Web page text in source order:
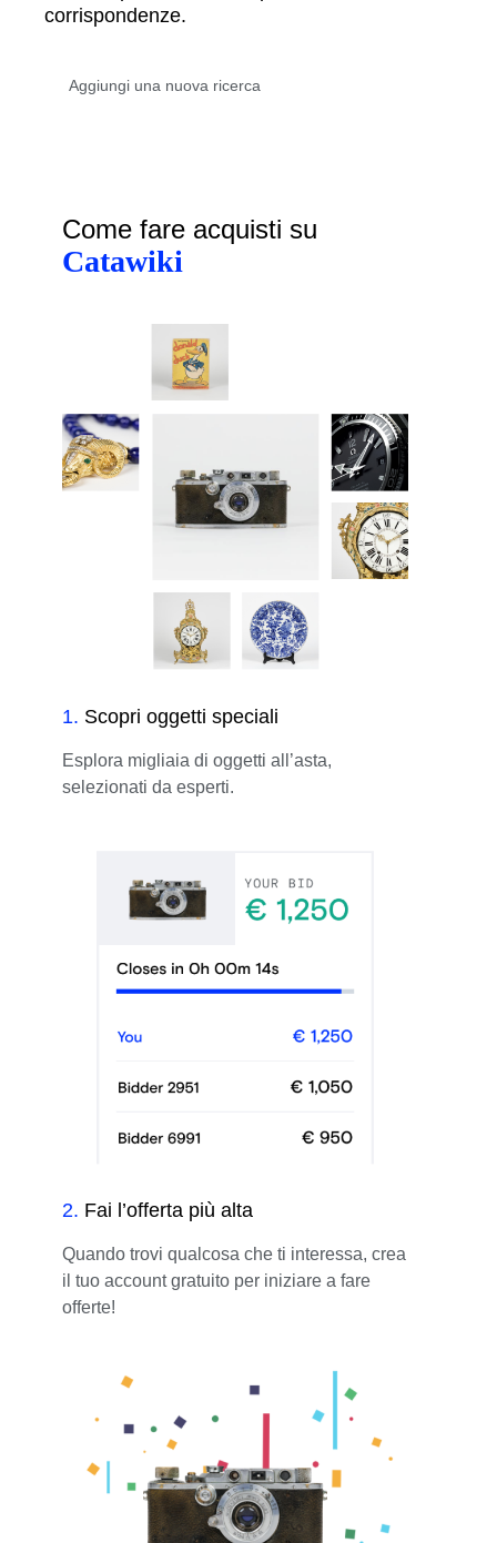
corrispondenze.
Come fare acquisti su
Catawiki
1. Scopri oggetti speciali
Esplora migliaia di oggetti all’asta,
selezionati da esperti.
2. Fai l’offerta più alta
Quando trovi qualcosa che ti interessa, crea
il tuo account gratuito per iniziare a fare
offerte!